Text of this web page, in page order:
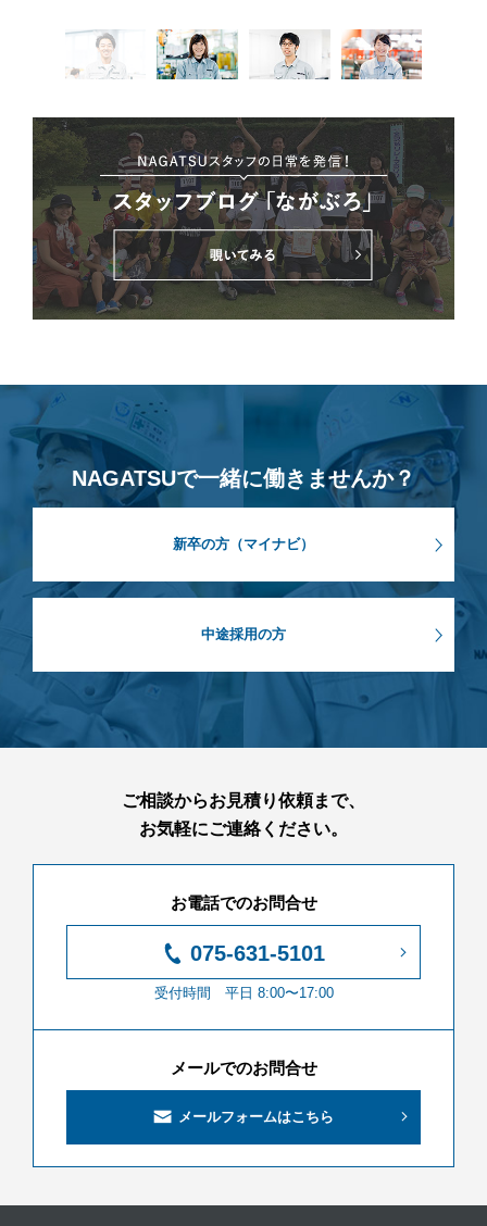
NAGATSUで一緒に働きませんか？
新卒の方（マイナビ）
中途採用の方
ご相談からお見積り依頼まで、
お気軽にご連絡ください。
お電話でのお問合せ
075-631-5101
受付時間 平日 8:00〜17:00
メールでのお問合せ
メールフォームはこちら